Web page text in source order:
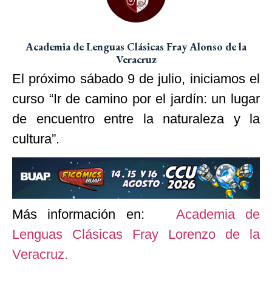
Academia de Lenguas Clásicas Fray Alonso de la
Veracruz
El próximo sábado 9 de julio, iniciamos el
curso “Ir de camino por el jardín: un lugar
de encuentro entre la naturaleza y la
cultura”.
Más información en: Academia de
Lenguas Clásicas Fray Lorenzo de la
Veracruz.